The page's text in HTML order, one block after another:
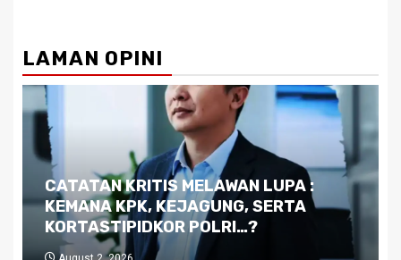
LAMAN OPINI
Dilema Kaltim di Tengah Krisis:
Kutukan Sumber Daya Alam dan
Pemimpin yang Tak Kreatif